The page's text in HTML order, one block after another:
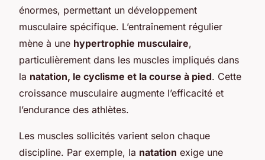
énormes, permettant un développement
musculaire spécifique. L’entraînement régulier
mène à une hypertrophie musculaire,
particulièrement dans les muscles impliqués dans
la natation, le cyclisme et la course à pied. Cette
croissance musculaire augmente l’efficacité et
l’endurance des athlètes.
Les muscles sollicités varient selon chaque
discipline. Par exemple, la natation exige une